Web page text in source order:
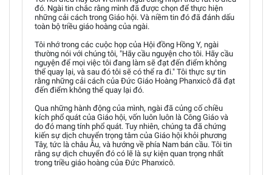
đó. Ngài tin chắc rằng mình đã được chọn để thực hiện
những cải cách trong Giáo hội. Và niềm tin đó đã đánh dấu
toàn bộ triều giáo hoàng của ngài.
Tôi nhớ trong các cuộc họp của Hội đồng Hồng Y, ngài
thường nói với chúng tôi, "Hãy cầu nguyện cho tôi. Hãy cầu
nguyện để mọi việc tôi đang làm sẽ đạt đến điểm không
thể quay lại, và sau đó tôi sẽ có thể ra đi." Tôi thực sự tin
rằng những cải cách của Đức Giáo Hoàng Phanxicô đã đạt
đến điểm không thể quay lại đó.
Qua những hành động của mình, ngài đã củng cố chiều
kích phổ quát của Giáo hội, vốn luôn luôn là Công Giáo và
do đó mang tính phổ quát. Tuy nhiên, chúng ta đã chứng
kiến sự dịch chuyển trọng tâm của Giáo hội khỏi phương
Tây, tức là châu Âu, và hướng về phía Nam bán cầu. Tôi tin
rằng sự dịch chuyển đó có lẽ là sự kiện quan trọng nhất
trong triều giáo hoàng của Đức Phanxicô.